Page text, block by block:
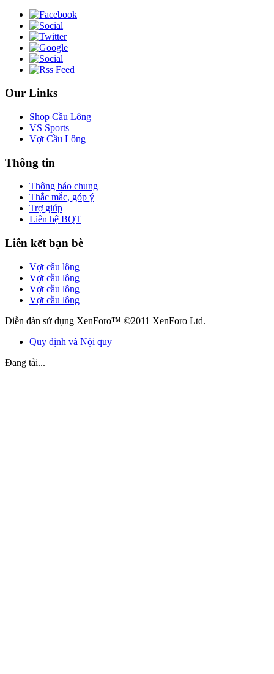
Our Links
Shop Cầu Lông
VS Sports
Vợt Cầu Lông
Thông tin
Thông báo chung
Thắc mắc, góp ý
Trợ giúp
Liên hệ BQT
Liên kết bạn bè
Vợt cầu lông
Vợt cầu lông
Vợt cầu lông
Vợt cầu lông
Diễn đàn sử dụng XenForo™ ©2011 XenForo Ltd.
Quy định và Nội quy
Đang tải...